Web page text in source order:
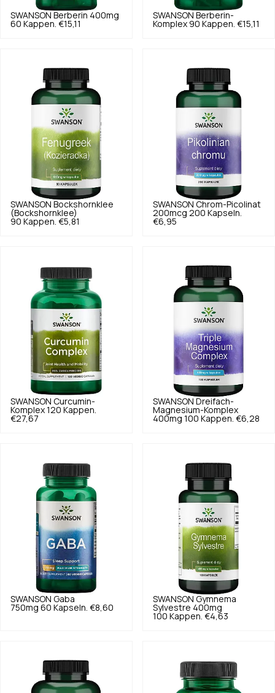
SWANSON Berberin 400mg
60 Kappen. €15,11
SWANSON Berberin-
Komplex 90 Kappen. €15,11
SWANSON Bockshornklee
(Bockshornklee)
90 Kappen. €5,81
SWANSON Chrom-Picolinat
200mcg 200 Kapseln.
€6,95
SWANSON Curcumin-
Komplex 120 Kappen.
€27,67
SWANSON Dreifach-
Magnesium-Komplex
400mg 100 Kappen. €6,28
SWANSON Gaba
750mg 60 Kapseln. €8,60
SWANSON Gymnema
Sylvestre 400mg
100 Kappen. €4,63